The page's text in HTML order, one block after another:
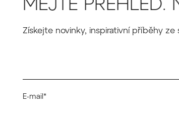
MĚJTE PŘEHLED.
Získejte novinky, inspirativní příběhy
E-mail*